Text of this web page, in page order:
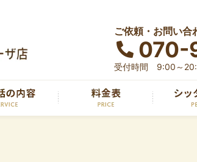
ご依頼・お問い合
070-
受付時間 9:00～